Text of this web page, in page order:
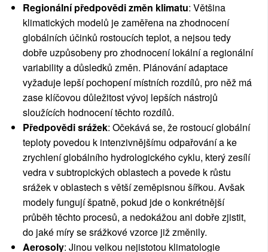
Regionální předpovědi změn klimatu: Většina
klimatických modelů je zaměřena na zhodnocení
globálních účinků rostoucích teplot, a nejsou tedy
dobře uzpůsobeny pro zhodnocení lokální a regionální
variability a důsledků změn. Plánování adaptace
vyžaduje lepší pochopení místních rozdílů, pro něž má
zase klíčovou důležitost vývoj lepších nástrojů
sloužících hodnocení těchto rozdílů.
Předpovědi srážek: Očekává se, že rostoucí globální
teploty povedou k intenzivnějšímu odpařování a ke
zrychlení globálního hydrologického cyklu, který zesílí
vedra v subtropických oblastech a povede k růstu
srážek v oblastech s větší zeměpisnou šířkou. Avšak
modely fungují špatně, pokud jde o konkrétnější
průběh těchto procesů, a nedokážou ani dobře zjistit,
do jaké míry se srážkové vzorce již změnily.
Aerosoly: Jinou velkou nejistotou klimatologie